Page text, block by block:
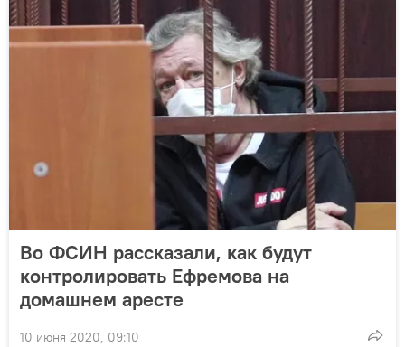
Во ФСИН рассказали, как будут
контролировать Ефремова на
домашнем аресте
10 июня 2020, 09:10